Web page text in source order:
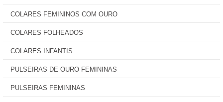
COLARES FEMININOS COM OURO
COLARES FOLHEADOS
COLARES INFANTIS
PULSEIRAS DE OURO FEMININAS
PULSEIRAS FEMININAS